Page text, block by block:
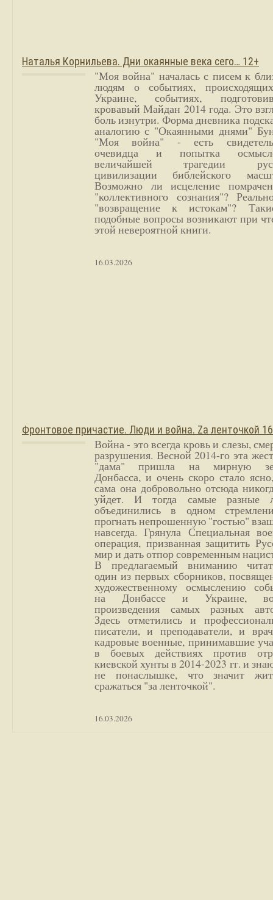
Наталья Корнильева. Дни окаянные века сего… 12+
"Моя война" началась с писем к
людям о событиях,
Украине, событиях,
кровавый Майдан 2014 года. Это
боль изнутри. Форма дневника
аналогию с "Окаянными днями"
"Моя война" - есть
очевидца и попытка
величайшей трагедии
цивилизации библейского
Возможно ли исцеление
"коллективного сознания"?
"возвращение к истокам"?
подобные вопросы возникают при
этой невероятной книги.
16.03.2026
Фронтовое причастие. Люди и война. Zа ленточкой
Война - это всегда кровь и слезы,
разрушения. Весной 2014-го эта
"дама" пришла на мирную
Донбасса, и очень скоро стало
сама она добровольно отсюда
уйдет. И тогда самые разные
объединились в одном
прогнать непрошенную "гостью"
навсегда. Грянула Специальная
операция, призванная защитить
мир и дать отпор современным
В предлагаемый вниманию
один из первых сборников,
художественному осмыслению
на Донбассе и Украине,
произведения самых разных
Здесь отметились и
писатели, и преподаватели, и
кадровые военные, принимавшие
в боевых действиях против
киевской хунты в 2014-2023 гг. и
не понаслышке, что значит
сражаться "за ленточкой".
16.03.2026